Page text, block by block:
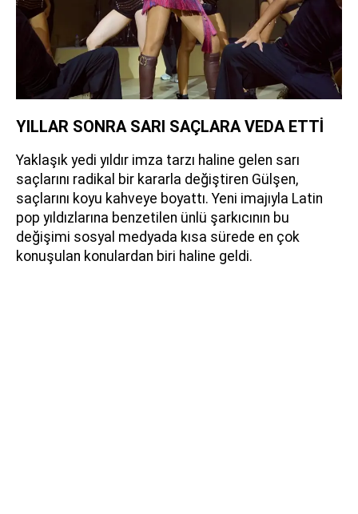
YILLAR SONRA SARI SAÇLARA VEDA ETTİ
Yaklaşık yedi yıldır imza tarzı haline gelen sarı
saçlarını radikal bir kararla değiştiren Gülşen,
saçlarını koyu kahveye boyattı. Yeni imajıyla Latin
pop yıldızlarına benzetilen ünlü şarkıcının bu
değişimi sosyal medyada kısa sürede en çok
konuşulan konulardan biri haline geldi.